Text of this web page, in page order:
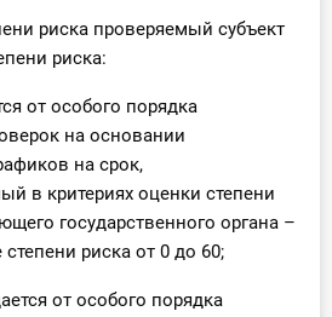
риска проверяемый субъект
риска:
от особого порядка
на основании
на срок,
в критериях оценки степени
государственного органа –
степени риска от 0 до 60;
от особого порядка